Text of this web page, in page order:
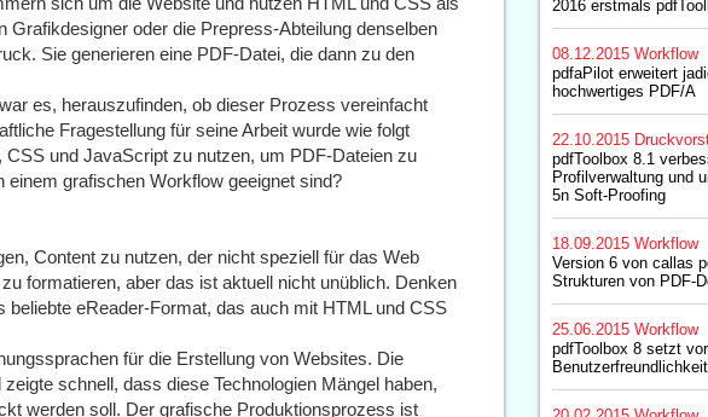
Grafikdesigner oder die Prepress-Abteilung denselben
Sie generieren eine PDF-Datei, die dann zu den
es, herauszufinden, ob dieser Prozess vereinfacht
Fragestellung für seine Arbeit wurde wie folgt
und JavaScript zu nutzen, um PDF-Dateien zu
einem grafischen Workflow geeignet sind?
Content zu nutzen, der nicht speziell für das Web
formatieren, aber das ist aktuell nicht unüblich. Denken
beliebte eReader-Format, das auch mit HTML und CSS
für die Erstellung von Websites. Die
schnell, dass diese Technologien Mängel haben,
werden soll. Der grafische Produktionsprozess ist
2016 erstmals
08.12.2015 Workflow
pdfaPilot erweitert
hochwertiges PDF/A
22.10.2015
pdfToolbox 8.1
Profilverwaltung und
5n Soft-Proofing
18.09.2015 Workflow
Version 6 von callas
Strukturen von PDF-
25.06.2015 Workflow
pdfToolbox 8 setzt